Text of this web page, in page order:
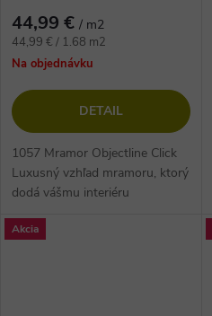
44,99 € / m2
Jednotková
cena:
44,99 € / 1.68 m2
Na objednávku
DETAIL
1057 Mramor Objectline Click
Luxusný vzhľad mramoru, ktorý
dodá vášmu interiéru
doska s integrovanou
Akcia